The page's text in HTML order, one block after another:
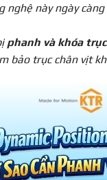
nghệ này ngày
phanh và khóa
bảo trục chân vịt